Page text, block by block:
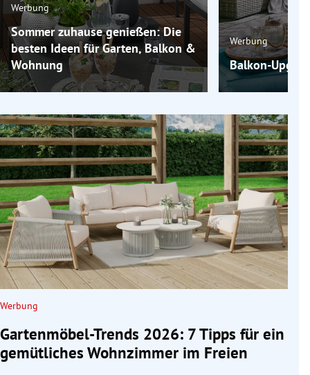
Werbung
Sommer zuhause genießen: Die
besten Ideen für Garten, Balkon &
Wohnung
Werbung
Balkon-
Werbung
Gartenmöbel-Trends 2026: 7 Tipps für ein
gemütliches Wohnzimmer im Freien